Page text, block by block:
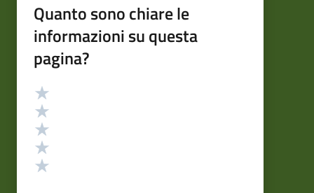
Quanto sono chiare le
informazioni su questa
pagina?
Valutazione